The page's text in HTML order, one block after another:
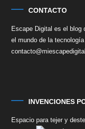
CONTACTO
Escape Digital es el blog
el mundo de la
INVENCIONES
Espacio para tejer y